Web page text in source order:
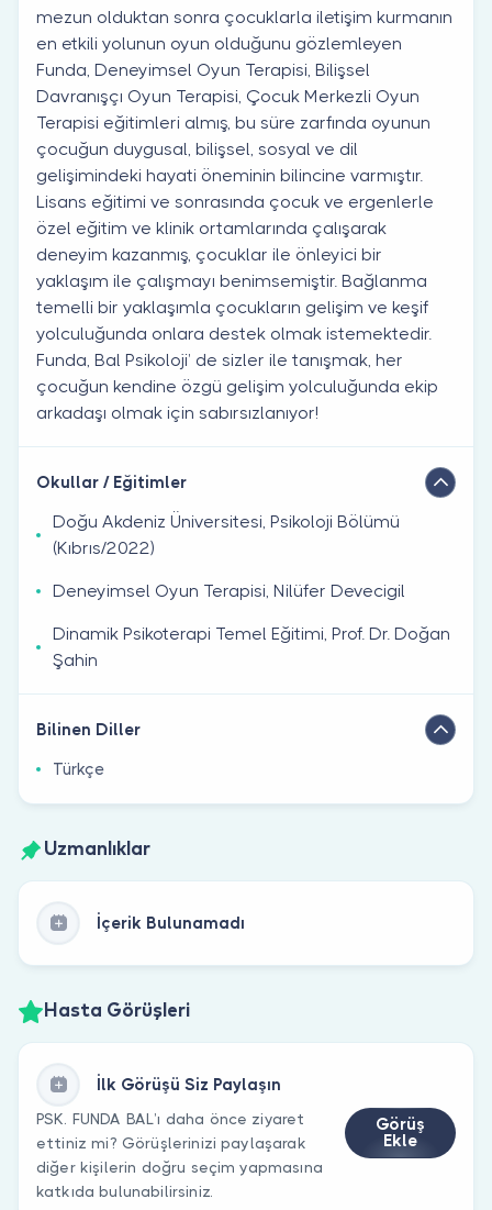
mezun olduktan sonra çocuklarla iletişim kurmanın
en etkili yolunun oyun olduğunu gözlemleyen
Funda, Deneyimsel Oyun Terapisi, Bilişsel
Davranışçı Oyun Terapisi, Çocuk Merkezli Oyun
Terapisi eğitimleri almış, bu süre zarfında oyunun
çocuğun duygusal, bilişsel, sosyal ve dil
gelişimindeki hayati öneminin bilincine varmıştır.
Lisans eğitimi ve sonrasında çocuk ve ergenlerle
özel eğitim ve klinik ortamlarında çalışarak
deneyim kazanmış, çocuklar ile önleyici bir
yaklaşım ile çalışmayı benimsemiştir. Bağlanma
temelli bir yaklaşımla çocukların gelişim ve keşif
yolculuğunda onlara destek olmak istemektedir.
Funda, Bal Psikoloji’ de sizler ile tanışmak, her
çocuğun kendine özgü gelişim yolculuğunda ekip
arkadaşı olmak için sabırsızlanıyor!
Okullar / Eğitimler
Doğu Akdeniz Üniversitesi, Psikoloji Bölümü
(Kıbrıs/2022)
Deneyimsel Oyun Terapisi, Nilüfer Devecigil
Dinamik Psikoterapi Temel Eğitimi, Prof. Dr. Doğan
Şahin
Bilinen Diller
Türkçe
Uzmanlıklar
İçerik Bulunamadı
Hasta Görüşleri
İlk Görüşü Siz Paylaşın
PSK. FUNDA BAL’ı daha önce ziyaret
ettiniz mi? Görüşlerinizi paylaşarak
diğer kişilerin doğru seçim yapmasına
katkıda bulunabilirsiniz.
Görüş
Ekle